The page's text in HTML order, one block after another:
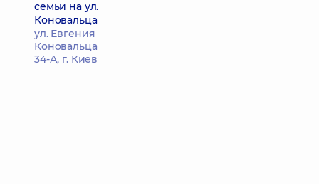
семьи на ул.
Коновальца
ул. Евгения
Коновальца
34-А, г. Киев